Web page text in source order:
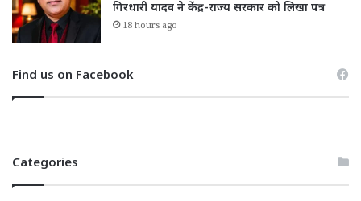
गिरधारी यादव ने केंद्र-राज्य सरकार को लिखा पत्र
18 hours ago
Find us on Facebook
Categories